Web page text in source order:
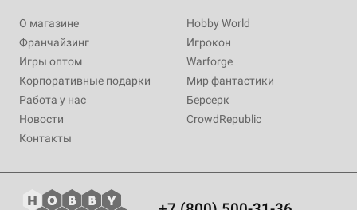
О магазине
Франчайзинг
Игры оптом
Корпоративные подарки
Работа у нас
Новости
Контакты
Hobby World
Игрокон
Warforge
Мир фантастики
Берсерк
CrowdRepublic